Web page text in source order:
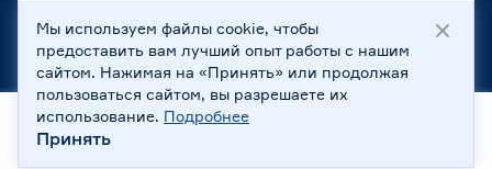
ООО «Бауцентр Рус» 2004 -2026, 236029, г. Калининград,
ул. А.Невского, 205. ИНН 7702596813, КПП 390601001 ©
Все права защищены
Политика обработки персональных данных
Правовая информация
Охрана труда
Главная
Мы используем файлы cookie, чтобы
предоставить вам лучший опыт работы с нашим
сайтом. Нажимая на «Принять» или продолжая
пользоваться сайтом, вы разрешаете их
использование. Подробнее
Принять